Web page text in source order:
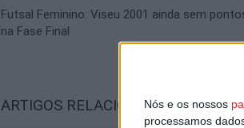
Nós e os nossos
processamos
Futsal Feminino: Viseu 2001 ainda sem
na Fase Final
ARTIGOS RELACIONADOSMais do